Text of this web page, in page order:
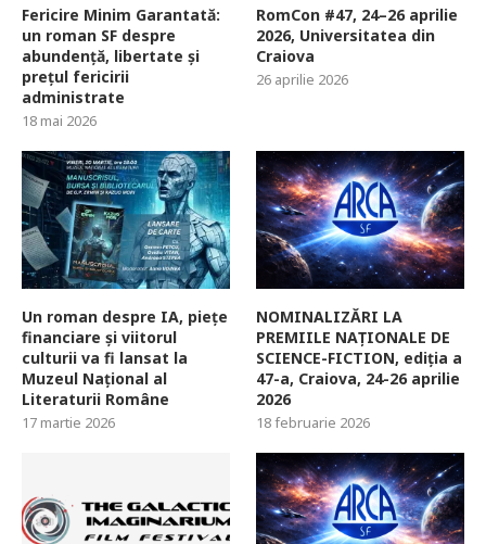
Fericire Minim Garantată:
un roman SF despre
abundență, libertate și
prețul fericirii
administrate
18 mai 2026
RomCon #47, 24–26 aprilie
2026, Universitatea din
Craiova
26 aprilie 2026
Un roman despre IA, piețe
financiare și viitorul
culturii va fi lansat la
Muzeul Național al
Literaturii Române
17 martie 2026
NOMINALIZĂRI LA
PREMIILE NAȚIONALE DE
SCIENCE-FICTION, ediția a
47-a, Craiova, 24-26 aprilie
2026
18 februarie 2026